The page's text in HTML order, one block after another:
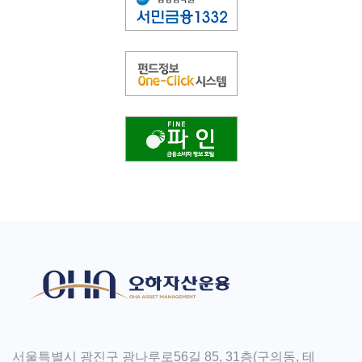
서울특별시 광진구 광나루로56길 85, 31층(구의동, 테